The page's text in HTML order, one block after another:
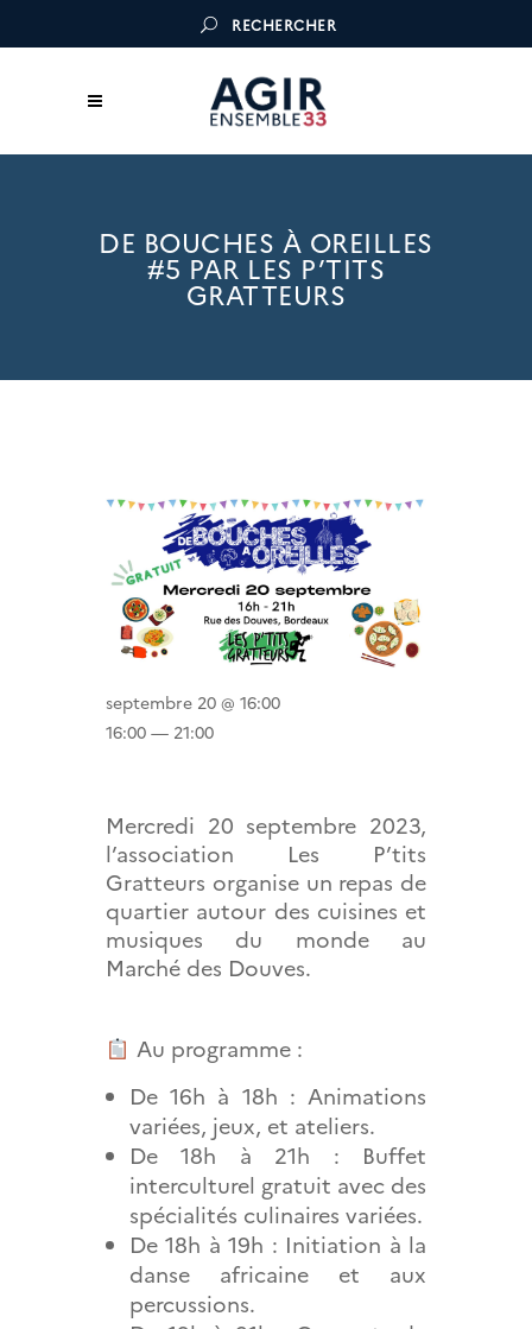
RECHERCHER
DE BOUCHES À OREILLES
#5 PAR LES P’TITS
GRATTEURS
Mercredi 20 septembre 2023,
l’association Les P’tits
Gratteurs organise un repas de
quartier autour des cuisines et
musiques du monde au
Marché des Douves.
Au programme :
De 16h à 18h : Animations
variées, jeux, et ateliers.
De 18h à 21h : Buffet
interculturel gratuit avec des
spécialités culinaires variées.
De 18h à 19h : Initiation à la
danse africaine et aux
percussions.
septembre 20 @ 16:00
16:00 — 21:00